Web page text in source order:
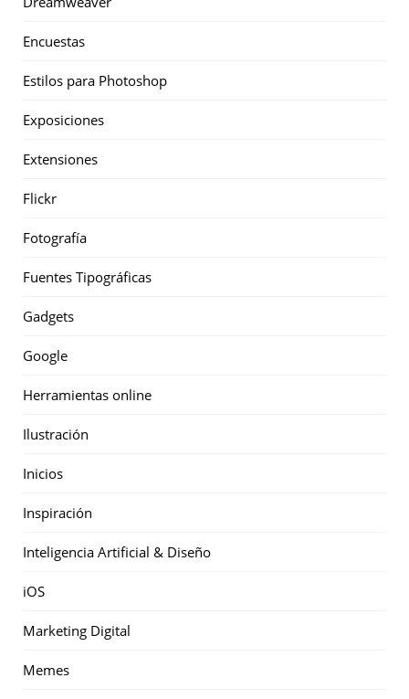
Encuestas
Estilos para Photoshop
Exposiciones
Extensiones
Flickr
Fotografía
Fuentes Tipográficas
Gadgets
Google
Herramientas online
Ilustración
Inicios
Inspiración
Inteligencia Artificial & Diseño
iOS
Marketing Digital
Memes